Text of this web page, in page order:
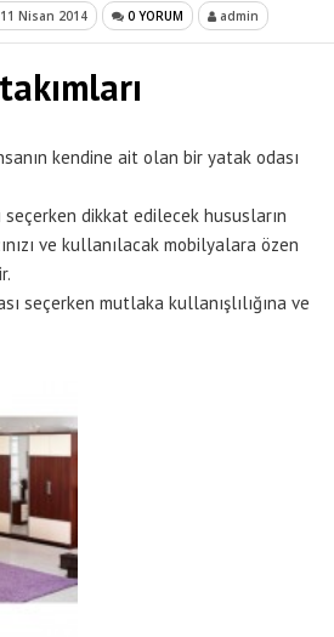
11 Nisan 2014 0 YORUM admin
kendine ait olan bir yatak odası
dikkat edilecek hususların
ve kullanılacak mobilyalara özen
seçerken mutlaka kullanışlılığına ve